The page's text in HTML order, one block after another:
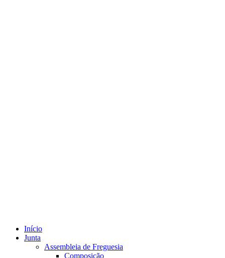
Início
Junta
Assembleia de Freguesia
Composição